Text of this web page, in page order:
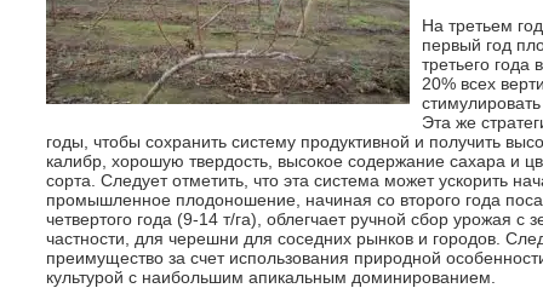
На третьем
первый год
третьего
20% всех
Эта же
годы, чтобы сохранить систему продуктивной и получить
калибр, хорошую твердость, высокое содержание сахара и
сорта. Следует отметить, что эта система может ускорить
промышленное плодоношение, начиная со второго года
четвертого года (9-14 т/га), облегчает ручной сбор урожая с
частности, для черешни для соседних рынков и городов.
преимущество за счет использования природной
культурой с наибольшим апикальным доминированием.